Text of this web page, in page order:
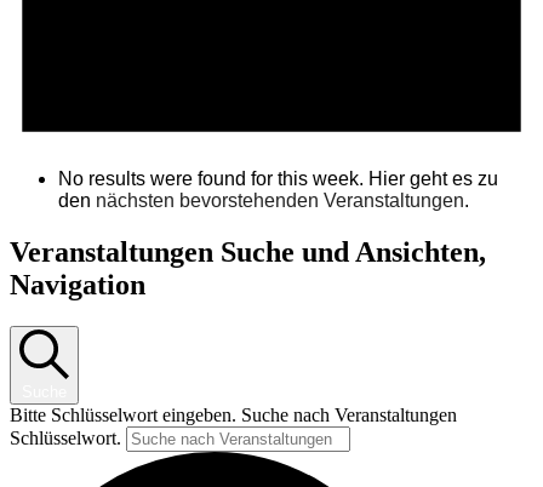
No results were found for this week. Hier geht es zu
den nächsten bevorstehenden Veranstaltungen.
Veranstaltungen Suche und Ansichten,
Navigation
Bitte Schlüsselwort eingeben. Suche nach Veranstaltungen
Schlüsselwort.